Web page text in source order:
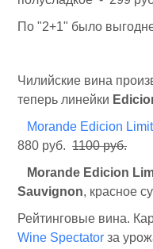
По "2+1" было
Чилийские вина
теперь линейки
Morande Edicion
880 руб. 1100 руб.
Morande Edicion
Sauvignon, красное
Рейтинговые вина.
Wine Spectator за